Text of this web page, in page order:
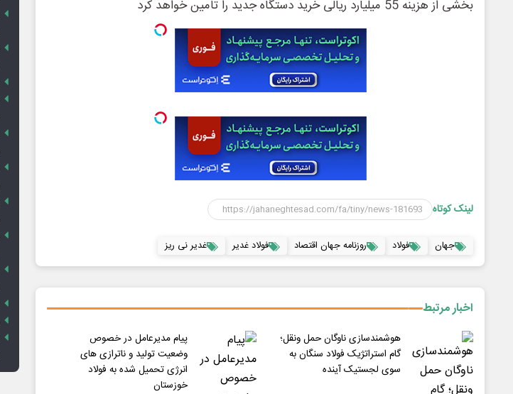
بخشی از هزینه 55 میلیارد ریالی خرید دستگاه جدید را تامین خواهد کرد
لینک کوتاه
جهان فولاد روزنامه جهان اقتصاد فولاد غدیر غدیر نی ریز
اخبار مرتبط
هوشمندسازی ناوگان حمل ونقل؛
گام استراتژیک فولاد سنگان به
سوی لجستیک آینده
پیام مدیرعامل در خصوص
وضعیت تولید و ناترازی های
انرژی تحمیل شده به فولاد
خوزستان